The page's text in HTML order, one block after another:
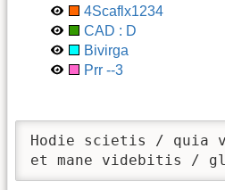
4Scaflx1234
CAD : D
Bivirga
Prr --3
Hodie scietis / quia
et mane videbitis /